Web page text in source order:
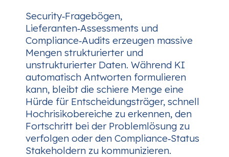
Security‑Fragebögen,
Lieferanten‑Assessments und
Compliance‑Audits erzeugen massive
Mengen strukturierter und
unstrukturierter Daten. Während KI
automatisch Antworten formulieren
kann, bleibt die schiere Menge eine
Hürde für Entscheidungsträger, schnell
Hochrisikobereiche zu erkennen, den
Fortschritt bei der Problemlösung zu
verfolgen oder den Compliance‑Status
Stakeholdern zu kommunizieren.